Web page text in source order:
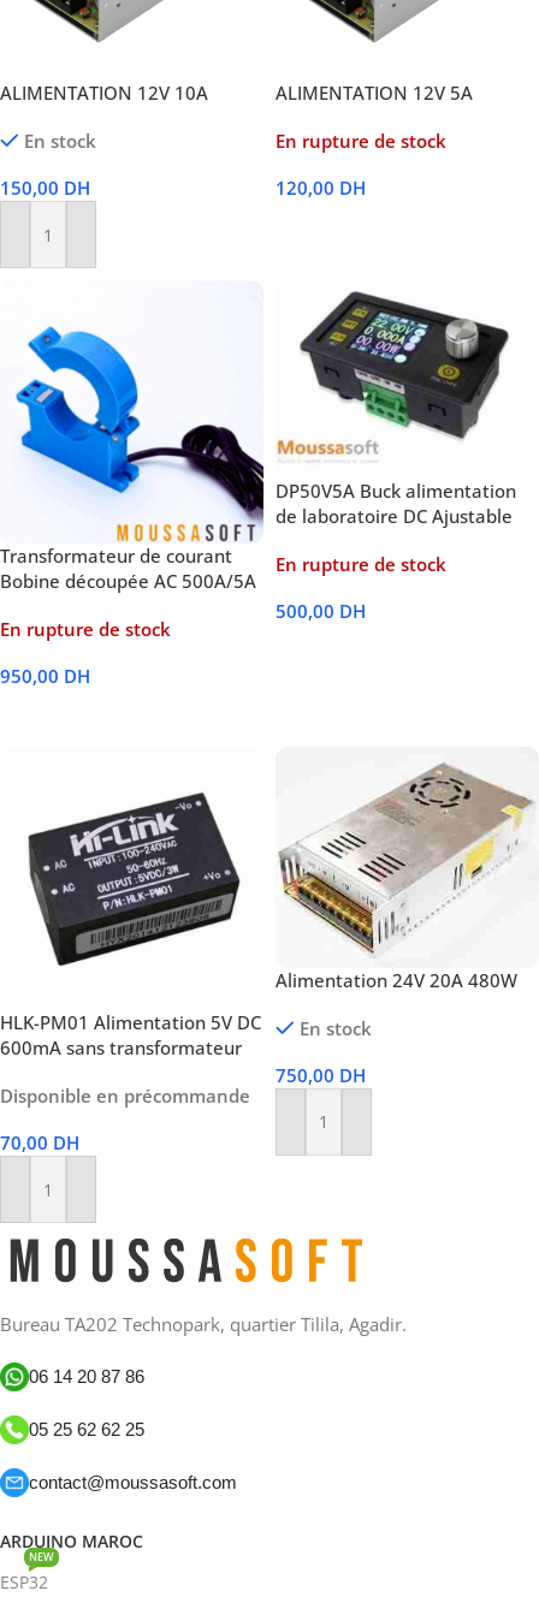
ALIMENTATION 12V 10A
En stock
150,00 DH
Ajouter Au Panier
ALIMENTATION 12V 5A
En rupture de stock
120,00 DH
Transformateur de courant
Bobine découpée AC 500A/5A
En rupture de stock
950,00 DH
DP50V5A Buck alimentation
de laboratoire DC Ajustable
En rupture de stock
500,00 DH
HLK-PM01 Alimentation 5V DC
600mA sans transformateur
Disponible en précommande
70,00 DH
Ajouter Au Panier
Alimentation 24V 20A 480W
En stock
750,00 DH
Ajouter Au Panier
Bureau TA202 Technopark, quartier Tilila, Agadir.
06 14 20 87 86
05 25 62 62 25
contact@moussasoft.com
ARDUINO MAROC
ESP32
NEW